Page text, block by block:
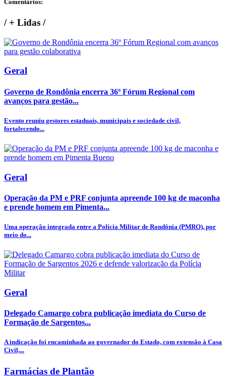
Comentários:
/+ Lidas /
Geral
Governo de Rondônia encerra 36º Fórum Regional com
avanços para gestão...
Evento reuniu gestores estaduais, municipais e sociedade civil,
fortalecendo...
Geral
Operação da PM e PRF conjunta apreende 100 kg de maconha
e prende homem em Pimenta...
Uma operação integrada entre a Polícia Militar de Rondônia (PMRO), por
meio do...
Geral
Delegado Camargo cobra publicação imediata do Curso de
Formação de Sargentos...
A indicação foi encaminhada ao governador do Estado, com extensão à Casa
Civil,...
Farmácias de Plantão